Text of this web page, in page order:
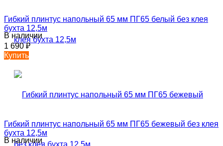
Гибкий плинтус напольный 65 мм ПГ65 белый без клея
бухта 12,5м
В наличии
1 690₽
Купить
Гибкий плинтус напольный 65 мм ПГ65 бежевый без клея
бухта 12,5м
В наличии